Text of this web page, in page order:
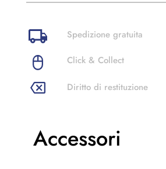
Spedizione gratuita
Click & Collect
Diritto di restituzione
Accessori